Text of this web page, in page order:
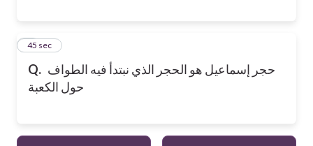
Q. حجر إسماعيل هو الحجر الذي نبتدأ فيه الطواف
حول الكعبة
5
45 sec